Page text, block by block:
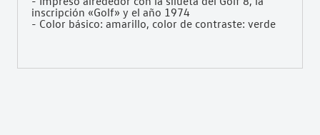
inscripción «Golf» y el año 1974
- Color básico: amarillo, color de contraste: verde